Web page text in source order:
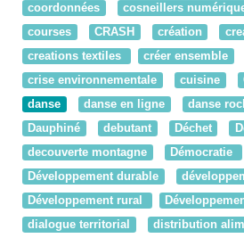
coordonnées
cosneillers
courses
CRASH création
creations textiles
créer ensemble
crise environnementale
cuisine
danse
danse en ligne danse
Dauphiné
debutant Déchet
decouverte montagne
Démocratie
Développement durable
Développement rural
dialogue territorial
distribution